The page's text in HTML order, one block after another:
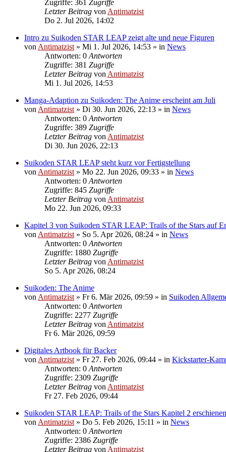
Zugriffe: 361 Zugriffe
Letzter Beitrag von Antimatzist
Do 2. Jul 2026, 14:02
Intro zu Suikoden STAR LEAP zeigt alte und neue Figuren
von Antimatzist » Mi 1. Jul 2026, 14:53 » in News
Antworten: 0 Antworten
Zugriffe: 381 Zugriffe
Letzter Beitrag von Antimatzist
Mi 1. Jul 2026, 14:53
Manga-Adaption zu Suikoden: The Anime erscheint am Juli
von Antimatzist » Di 30. Jun 2026, 22:13 » in News
Antworten: 0 Antworten
Zugriffe: 389 Zugriffe
Letzter Beitrag von Antimatzist
Di 30. Jun 2026, 22:13
Suikoden STAR LEAP steht kurz vor Fertigstellung
von Antimatzist » Mo 22. Jun 2026, 09:33 » in News
Antworten: 0 Antworten
Zugriffe: 845 Zugriffe
Letzter Beitrag von Antimatzist
Mo 22. Jun 2026, 09:33
Kapitel 3 von Suikoden STAR LEAP: Trails of the Stars auf
von Antimatzist » So 5. Apr 2026, 08:24 » in News
Antworten: 0 Antworten
Zugriffe: 1880 Zugriffe
Letzter Beitrag von Antimatzist
So 5. Apr 2026, 08:24
Suikoden: The Anime
von Antimatzist » Fr 6. Mär 2026, 09:59 » in Suikoden
Antworten: 0 Antworten
Zugriffe: 2277 Zugriffe
Letzter Beitrag von Antimatzist
Fr 6. Mär 2026, 09:59
Digitales Artbook für Backer
von Antimatzist » Fr 27. Feb 2026, 09:44 » in Kickstarter-
Antworten: 0 Antworten
Zugriffe: 2309 Zugriffe
Letzter Beitrag von Antimatzist
Fr 27. Feb 2026, 09:44
Suikoden STAR LEAP: Trails of the Stars Kapitel 2
von Antimatzist » Do 5. Feb 2026, 15:11 » in News
Antworten: 0 Antworten
Zugriffe: 2386 Zugriffe
Letzter Beitrag von Antimatzist